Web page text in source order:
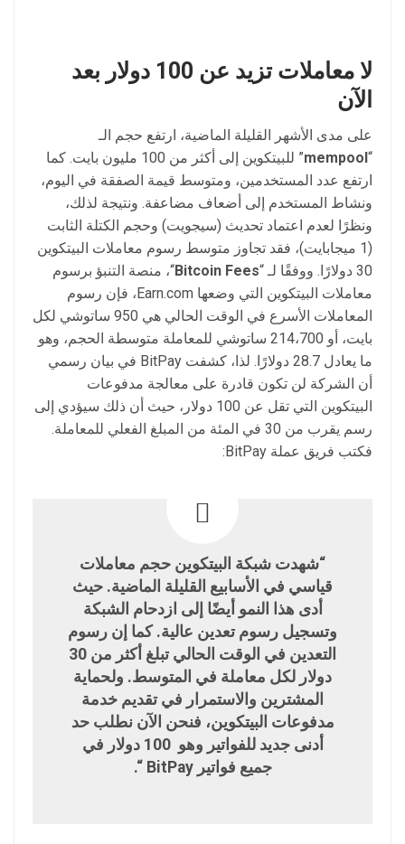
لا معاملات تزيد عن دولار بعد
الآن
على مدى الأشهر القليلة الماضية، ارتفع حجم الـ
“
mempool
” للبيتكوين إلى أكثر من 100 مليون بايت. كما
ارتفع عدد المستخدمين، ومتوسط ​​قيمة الصفقة في اليوم،
ونشاط المستخدم إلى أضعاف مضاعفة. ونتيجة لذلك،
ونظرًا لعدم اعتماد تحديث (سيجويت) وحجم الكتلة الثابت
(1 ميجابايت)، فقد تجاوز متوسط ​​رسوم معاملات البيتكوين
30 دولارًا. ووفقًا لـ “
Bitcoin Fees“، منصة التنبؤ برسوم
معاملات البيتكوين التي وضعها Earn.com، فإن رسوم
المعاملات الأسرع في الوقت الحالي هي 950 ساتوشي لكل
بايت، أو 214،700 ساتوشي للمعاملة متوسطة الحجم، وهو
ما يعادل 28.7 دولارًا. لذا، كشفت BitPay في بيان رسمي
أن الشركة لن تكون قادرة على معالجة مدفوعات
البيتكوين التي تقل عن 100 دولار، حيث أن ذلك سيؤدي إلى
رسم يقرب من 30 في المئة من المبلغ الفعلي للمعاملة.
فكتب فريق عملة BitPay:
“شهدت شبكة البيتكوين حجم معاملات
قياسي في الأسابيع القليلة الماضية. حيث
أدى هذا النمو أيضًا إلى ازدحام الشبكة
وتسجيل رسوم تعدين عالية. كما إن رسوم
التعدين في الوقت الحالي تبلغ أكثر من 30
دولار لكل معاملة في المتوسط. ولحماية
المشترين والاستمرار في تقديم خدمة
مدفوعات البيتكوين، فنحن الآن نطلب حد
أدنى جديد للفواتير وهو 100 دولار في
جميع فواتير BitPay “.